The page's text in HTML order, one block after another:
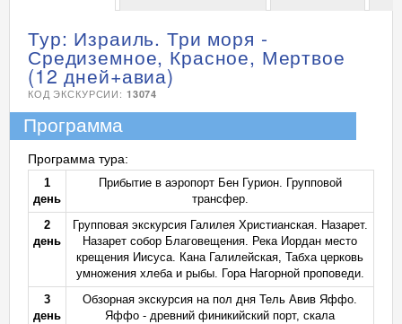
Тур: Израиль. Три моря -
Средиземное, Красное, Мертвое
(12 дней+авиа)
КОД ЭКСКУРСИИ: 13074
Программа
Программа тура:
1
день
Прибытие в аэропорт Бен Гурион. Групповой
трансфер.
2
день
Групповая экскурсия Галилея Христианская. Назарет.
Назарет собор Благовещения. Река Иордан место
крещения Иисуса. Кана Галилейская, Табха церковь
умножения хлеба и рыбы. Гора Нагорной проповеди.
3
день
Обзорная экскурсия на пол дня Тель Авив Яффо.
Яффо - древний финикийский порт, скала